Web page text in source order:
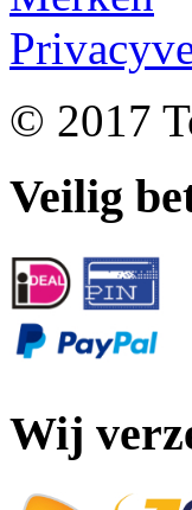
© 2017
Veilig
Wij